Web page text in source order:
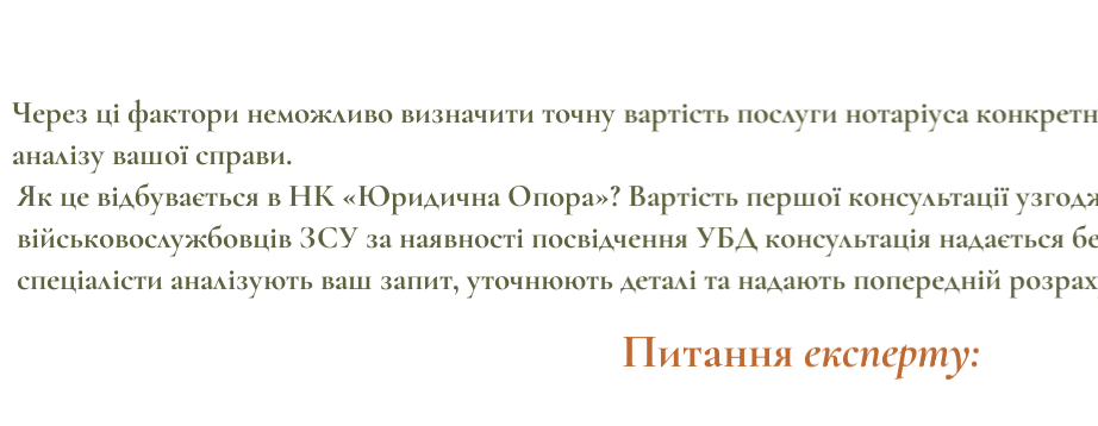
Через ці фактори неможливо визначити точну вартість послуги нотаріуса
аналізу вашої справи.
Як це відбувається в НК «Юридична Опора»? Вартість першої консультації
військовослужбовців ЗСУ за наявності посвідчення УБД консультація надається
спеціалісти аналізують ваш запит, уточнюють деталі та надають попередній
Питання експерту: